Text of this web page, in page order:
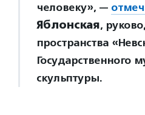
человеку», —
Яблонская,
пространства
Государственного
скульптуры.